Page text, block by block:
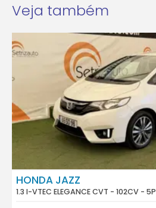
Veja também
HONDA JAZZ
1.3 I-VTEC ELEGANCE CVT - 102CV - 5P